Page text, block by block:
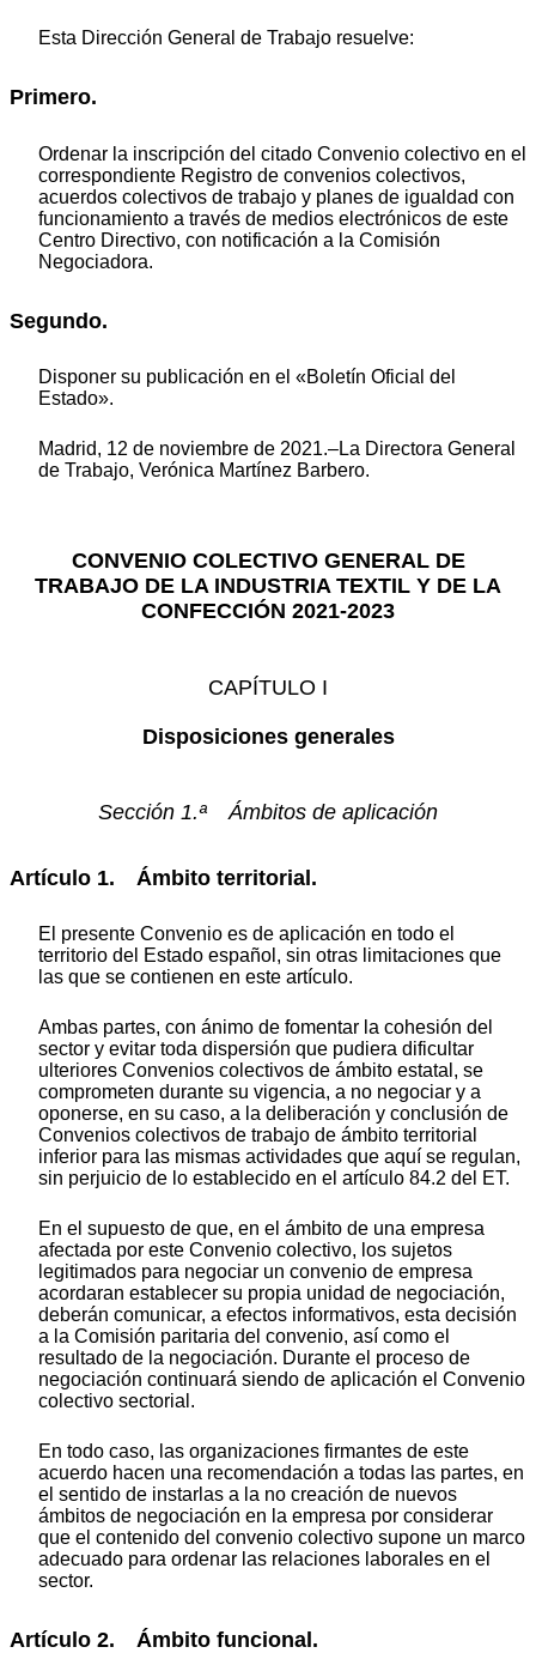
Esta Dirección General de Trabajo resuelve:
Primero.
Ordenar la inscripción del citado Convenio colectivo en el
correspondiente Registro de convenios colectivos,
acuerdos colectivos de trabajo y planes de igualdad con
funcionamiento a través de medios electrónicos de este
Centro Directivo, con notificación a la Comisión
Negociadora.
Segundo.
Disponer su publicación en el «Boletín Oficial del
Estado».
Madrid, 12 de noviembre de 2021.–La Directora General
de Trabajo, Verónica Martínez Barbero.
CONVENIO COLECTIVO GENERAL DE
TRABAJO DE LA INDUSTRIA TEXTIL Y DE LA
CONFECCIÓN 2021-2023
CAPÍTULO I
Disposiciones generales
Sección 1.ª Ámbitos de aplicación
Artículo 1. Ámbito territorial.
El presente Convenio es de aplicación en todo el
territorio del Estado español, sin otras limitaciones que
las que se contienen en este artículo.
Ambas partes, con ánimo de fomentar la cohesión del
sector y evitar toda dispersión que pudiera dificultar
ulteriores Convenios colectivos de ámbito estatal, se
comprometen durante su vigencia, a no negociar y a
oponerse, en su caso, a la deliberación y conclusión de
Convenios colectivos de trabajo de ámbito territorial
inferior para las mismas actividades que aquí se regulan,
sin perjuicio de lo establecido en el artículo 84.2 del ET.
En el supuesto de que, en el ámbito de una empresa
afectada por este Convenio colectivo, los sujetos
legitimados para negociar un convenio de empresa
acordaran establecer su propia unidad de negociación,
deberán comunicar, a efectos informativos, esta decisión
a la Comisión paritaria del convenio, así como el
resultado de la negociación. Durante el proceso de
negociación continuará siendo de aplicación el Convenio
colectivo sectorial.
En todo caso, las organizaciones firmantes de este
acuerdo hacen una recomendación a todas las partes, en
el sentido de instarlas a la no creación de nuevos
ámbitos de negociación en la empresa por considerar
que el contenido del convenio colectivo supone un marco
adecuado para ordenar las relaciones laborales en el
sector.
Artículo 2. Ámbito funcional.